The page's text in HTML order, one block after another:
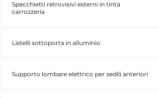
Specchietti retrovisivi esterni in tinta
carrozzeria
Listelli sottoporta in alluminio
Supporto lombare elettrico per sedili anteriori